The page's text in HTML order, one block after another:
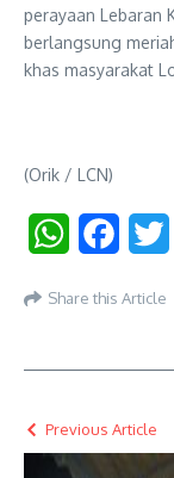
perayaan Lebaran
berlangsung
khas masyarakat
(Orik / LCN)
WhatsApp
Share this Article
Previous Article